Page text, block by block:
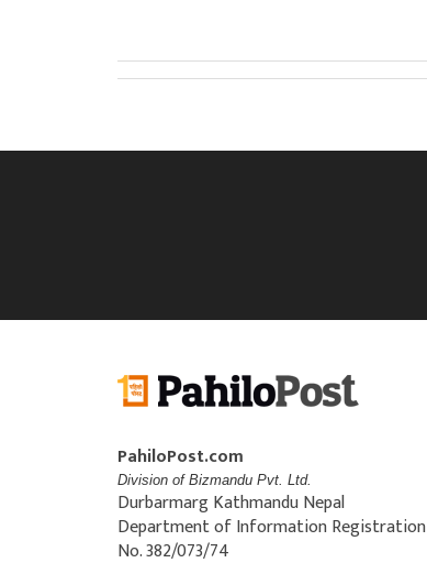
PahiloPost.com
Division of Bizmandu Pvt. Ltd.
Durbarmarg Kathmandu Nepal
Department of Information Registration
No. 382/073/74